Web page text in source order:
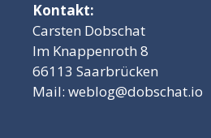
Kontakt:
Carsten Dobschat
Im Knappenroth 8
66113 Saarbrücken
Mail: weblog@dobschat.io